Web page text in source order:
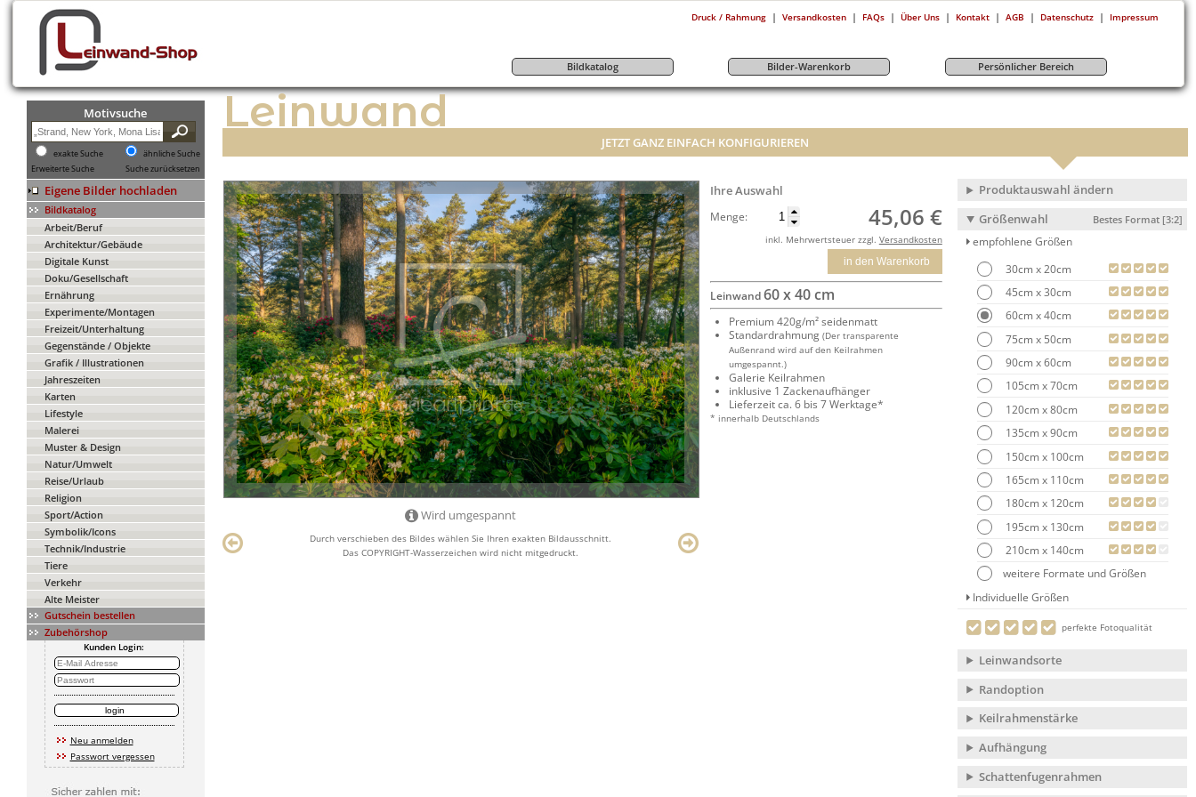
Druck / Rahmung | Versandkosten | FAQs | Über Uns | Kontakt | AGB | Datenschutz | Impressum
Bildkatalog Bilder-Warenkorb Persönlicher Bereich
Motivsuche
exakte Suche
ähnliche Suche
Erweiterte Suche
Suche zurücksetzen
Eigene Bilder hochladen
Bildkatalog
Arbeit/Beruf
Architektur/Gebäude
Digitale Kunst
Doku/Gesellschaft
Ernährung
Experimente/Montagen
Freizeit/Unterhaltung
Gegenstände / Objekte
Grafik / Illustrationen
Jahreszeiten
Karten
Lifestyle
Malerei
Muster & Design
Natur/Umwelt
Reise/Urlaub
Religion
Sport/Action
Symbolik/Icons
Technik/Industrie
Tiere
Verkehr
Alte Meister
Gutschein bestellen
Zubehörshop
Kunden Login:
Neu anmelden
Passwort vergessen
Leinwand
JETZT GANZ EINFACH KONFIGURIEREN
Wird umgespannt
Durch verschieben des Bildes wählen Sie Ihren exakten Bildausschnitt.
Das COPYRIGHT-Wasserzeichen wird nicht mitgedruckt.
Ihre Auswahl
Menge: 45,06 €
inkl. Mehrwertsteuer zzgl. Versandkosten
in den Warenkorb
Leinwand60 x 40 cm
Premium 420g/m² seidenmatt
Standardrahmung (Der transparente
Außenrand wird auf den Keilrahmen
umgespannt.)
Galerie Keilrahmen
inklusive 1 Zackenaufhänger
Lieferzeit ca. 6 bis 7 Werktage*
* innerhalb Deutschlands
Produktauswahl ändern
Größenwahl
Bestes Format [3:2]
empfohlene Größen
30cm x 20cm
45cm x 30cm
60cm x 40cm
75cm x 50cm
90cm x 60cm
105cm x 70cm
120cm x 80cm
135cm x 90cm
150cm x 100cm
165cm x 110cm
180cm x 120cm
195cm x 130cm
210cm x 140cm
weitere Formate und Größen
Individuelle Größen
perfekte Fotoqualität
Leinwandsorte
Randoption
Keilrahmenstärke
Aufhängung
Schattenfugenrahmen